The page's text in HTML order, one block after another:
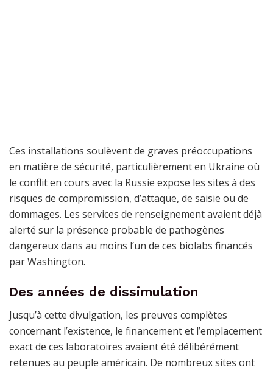
Ces installations soulèvent de graves préoccupations
en matière de sécurité, particulièrement en Ukraine où
le conflit en cours avec la Russie expose les sites à des
risques de compromission, d’attaque, de saisie ou de
dommages. Les services de renseignement avaient déjà
alerté sur la présence probable de pathogènes
dangereux dans au moins l’un de ces biolabs financés
par Washington.
Des années de dissimulation
Jusqu’à cette divulgation, les preuves complètes
concernant l’existence, le financement et l’emplacement
exact de ces laboratoires avaient été délibérément
retenues au peuple américain. De nombreux sites ont